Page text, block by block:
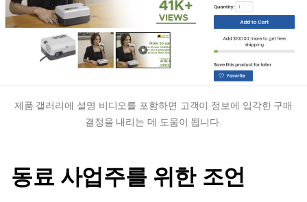
제품 갤러리에 설명 비디오를 포함하면 고객이 정보에 입각한 구매
결정을 내리는 데 도움이 됩니다.
동료 사업주를 위한 조언